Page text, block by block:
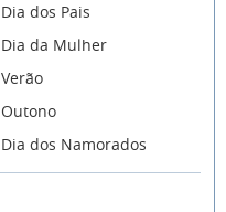
Dia dos Pais
Dia da Mulher
Verão
Outono
Dia dos Namorados